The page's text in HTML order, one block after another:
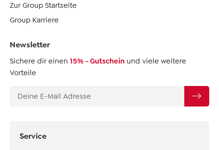
Service
Zur Group Startseite
Group Karriere
Newsletter
Sichere dir einen 15% - Gutschein und viele weitere
Vorteile